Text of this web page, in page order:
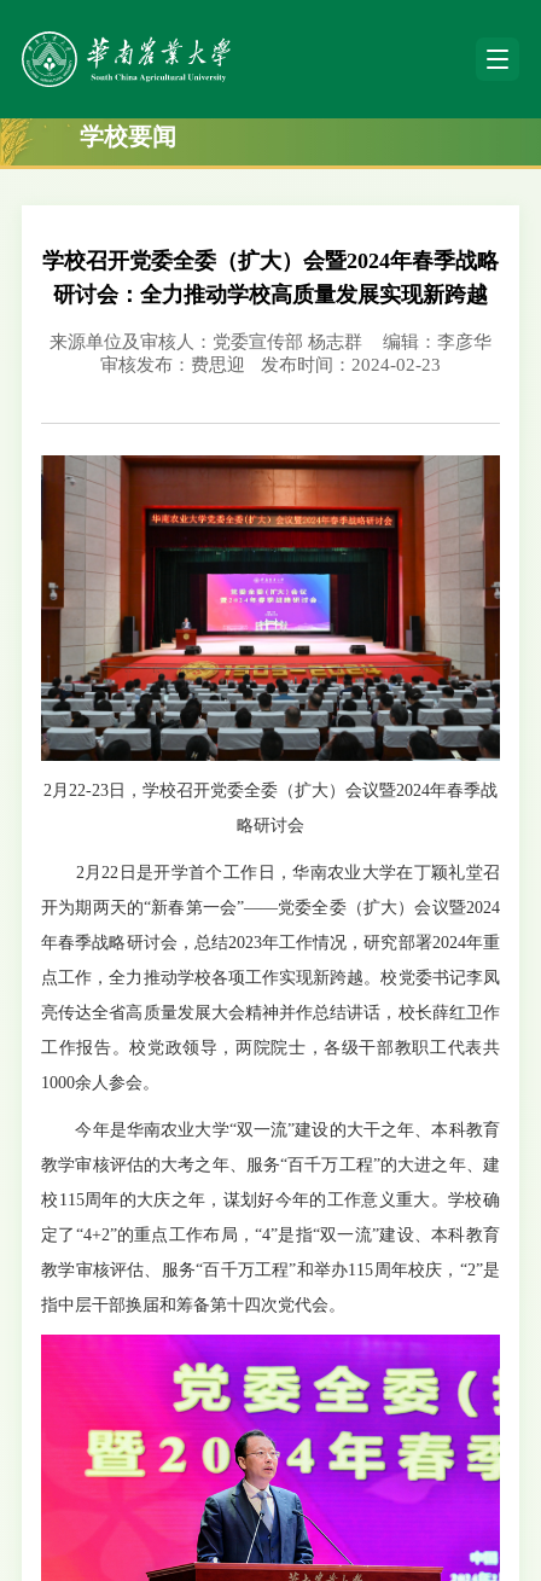
学校要闻
学校召开党委全委（扩大）会暨2024年春季战略
研讨会：全力推动学校高质量发展实现新跨越
来源单位及审核人：党委宣传部 杨志群
编辑：李彦华
审核发布：费思迎
发布时间：2024-02-23
2月22-23日，学校召开党委全委（扩大）会议暨2024年春季战
略研讨会
2月22日是开学首个工作日，华南农业大学在丁颖礼堂召
开为期两天的“新春第一会”——党委全委（扩大）会议暨2024
年春季战略研讨会，总结2023年工作情况，研究部署2024年重
点工作，全力推动学校各项工作实现新跨越。校党委书记李凤
亮传达全省高质量发展大会精神并作总结讲话，校长薛红卫作
工作报告。校党政领导，两院院士，各级干部教职工代表共
1000余人参会。
今年是华南农业大学“双一流”建设的大干之年、本科教育
教学审核评估的大考之年、服务“百千万工程”的大进之年、建
校115周年的大庆之年，谋划好今年的工作意义重大。学校确
定了“4+2”的重点工作布局，“4”是指“双一流”建设、本科教育
教学审核评估、服务“百千万工程”和举办115周年校庆，“2”是
指中层干部换届和筹备第十四次党代会。